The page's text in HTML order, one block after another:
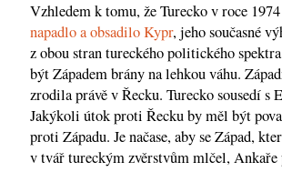
Vzhledem k tomu, že Turecko v roce
napadlo a obsadilo Kypr, jeho současné
z obou stran tureckého politického
být Západem brány na lehkou váhu.
zrodila právě v Řecku. Turecko sousedí s
Jakýkoli útok proti Řecku by měl být
proti Západu. Je načase, aby se Západ,
v tvář tureckým zvěrstvům mlčel, Ankaře